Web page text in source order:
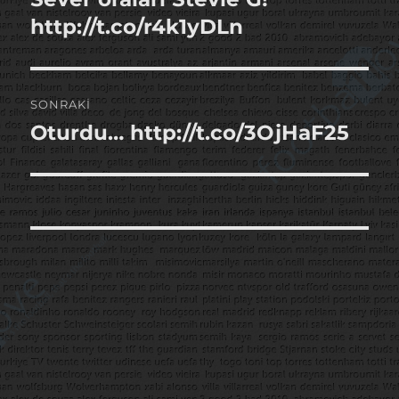
yazı:
http://t.co/r4k1yDLn
SONRAKI
Sonraki
yazı:
Oturdu… http://t.co/3OjHaF25